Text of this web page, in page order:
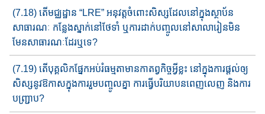
(7.18) តើមជ្ឈដ្ឋាន ​“LRE” អនុវត្តចំពោះសិស្សដែលនៅក្នុងស្ថាប័ន
សាធារណៈ កន្លែងស្នាក់នៅថែទាំ​ ឬការដាក់បញ្ចូលនៅសាលារៀន​មិន​
មែន​សាធារណៈដែរឬទេ?
(7.19) តើបុគ្គលិកផ្នែក​អប់រំធម្មតាមានកាតព្វកិច្ចអ្វីខ្លះ នៅក្នុង​​កា​​រផ្ដល់​ឲ្យ​​
សិស្ស​នូវឱកាសក្នុងការរួមបញ្ចូលគ្នា ការធ្វើបរិយាបន​ពេញលេ​ញ និង​ការ
បញ្ជ្រាប?